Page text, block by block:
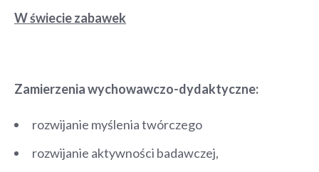
W świecie zabawek
Zamierzenia wychowawczo-dydaktyczne:
rozwijanie myślenia twórczego
rozwijanie aktywności badawczej,